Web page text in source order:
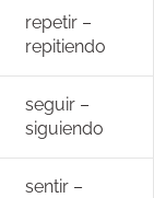
repetir –
repitiendo
seguir –
siguiendo
sentir –